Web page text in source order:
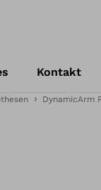
Kontakt
DynamicArm